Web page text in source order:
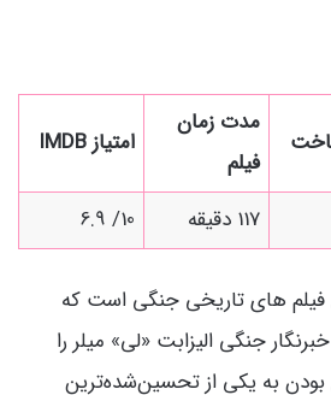
مدت زمان
فیلم
امتیاز IMDB
117 دقیقه 10/ 6.9
فیلم های تاریخی جنگی است که
جنگی الیزابت «لی» میلر را
بودن به یکی از تحسین‌شده‌ترین